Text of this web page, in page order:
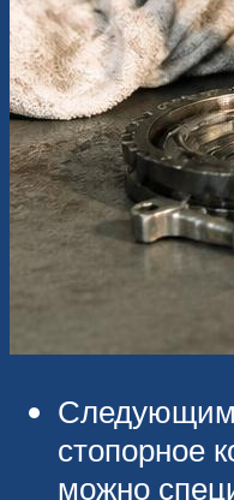
Следующим
стопорное
можно